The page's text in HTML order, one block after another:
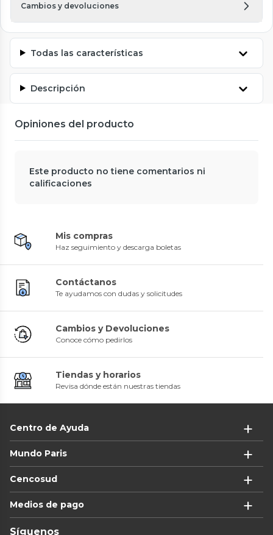
Cambios y devoluciones
Todas las características
Descripción
Opiniones del producto
Este producto no tiene comentarios ni
calificaciones
Mis compras
Haz seguimiento y descarga boletas
Contáctanos
Te ayudamos con dudas y solicitudes
Cambios y Devoluciones
Conoce cómo pedirlos
Tiendas y horarios
Revisa dónde están nuestras tiendas
Centro de Ayuda
Mundo Paris
Cencosud
Medios de pago
Síguenos